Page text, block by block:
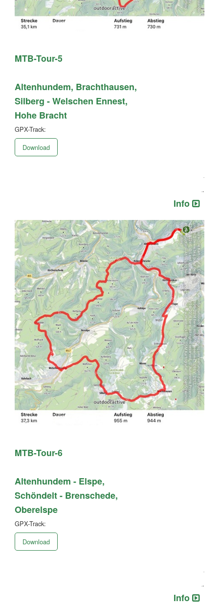
MTB-Tour-5
Altenhundem, Brachthausen,
Silberg - Welschen Ennest,
Hohe Bracht
GPX-Track:
Download
.
..
Info
MTB-Tour-6
Altenhundem - Elspe,
Schöndelt - Brenschede,
Oberelspe
GPX-Track:
Download
.
Info